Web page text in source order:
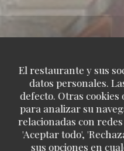
El restaurante y sus
datos personales.
defecto. Otras
para analizar su
relacionadas con
'Aceptar todo',
sus opciones en